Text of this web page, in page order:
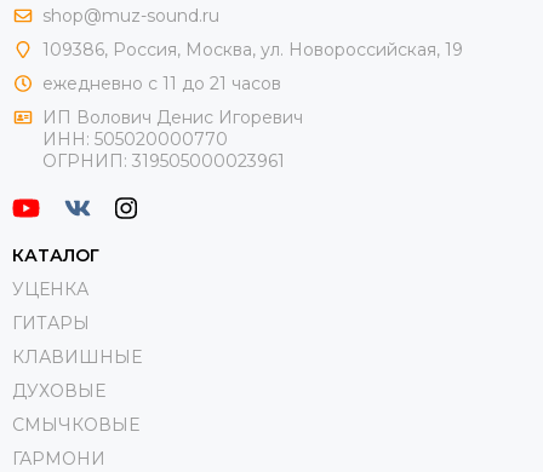
shop@muz-sound.ru
109386, Россия, Москва, ул. Новороссийская, 19
ежедневно с 11 до 21 часов
ИП Волович Денис Игоревич
ИНН: 505020000770
ОГРНИП: 319505000023961
КАТАЛОГ
УЦЕНКА
ГИТАРЫ
КЛАВИШНЫЕ
ДУХОВЫЕ
СМЫЧКОВЫЕ
ГАРМОНИ